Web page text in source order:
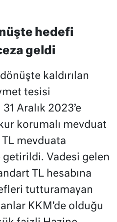
hedefi
geldi
kaldırılan
tesisi
Aralık 2023’e
korumalı mevduat
mevduata
Vadesi gelen
TL hesabına
tutturamayan
KKM’de olduğu